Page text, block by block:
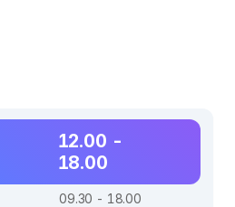
12.00 -
18.00
09.30 - 18.00